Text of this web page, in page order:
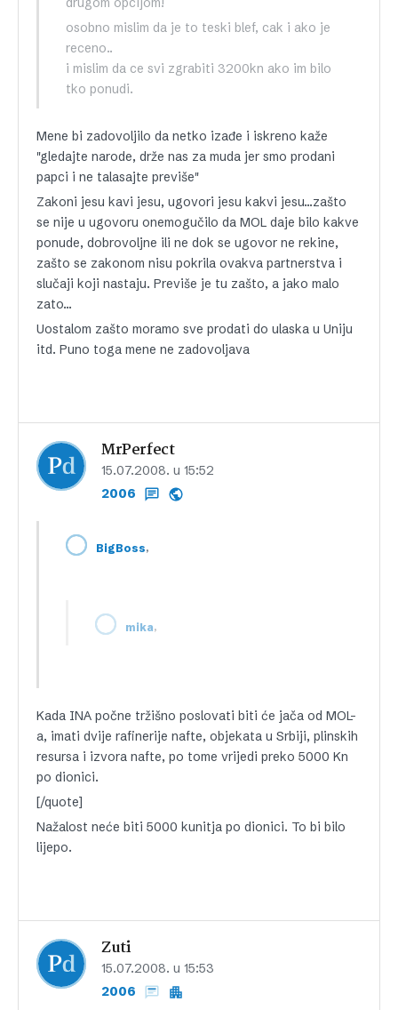
osobno mislim da je to teski blef, cak i ako je
receno..
i mislim da ce svi zgrabiti 3200kn ako im bilo
tko ponudi.
Mene bi zadovoljilo da netko izađe i iskreno kaže
"gledajte narode, drže nas za muda jer smo prodani
papci i ne talasajte previše"
Zakoni jesu kavi jesu, ugovori jesu kakvi jesu…zašto
se nije u ugovoru onemogučilo da MOL daje bilo kakve
ponude, dobrovoljne ili ne dok se ugovor ne rekine,
zašto se zakonom nisu pokrila ovakva partnerstva i
slučaji koji nastaju. Previše je tu zašto, a jako malo
zato…
Uostalom zašto moramo sve prodati do ulaska u Uniju
itd. Puno toga mene ne zadovoljava
MrPerfect
15.07.2008. u 15:52
2006
BigBoss,
mika,
Kada INA počne tržišno poslovati biti će jača od MOL-
a, imati dvije rafinerije nafte, objekata u Srbiji, plinskih
resursa i izvora nafte, po tome vrijedi preko 5000 Kn
po dionici.
[/quote]
Nažalost neće biti 5000 kunitja po dionici. To bi bilo
lijepo.
Zuti
15.07.2008. u 15:53
2006